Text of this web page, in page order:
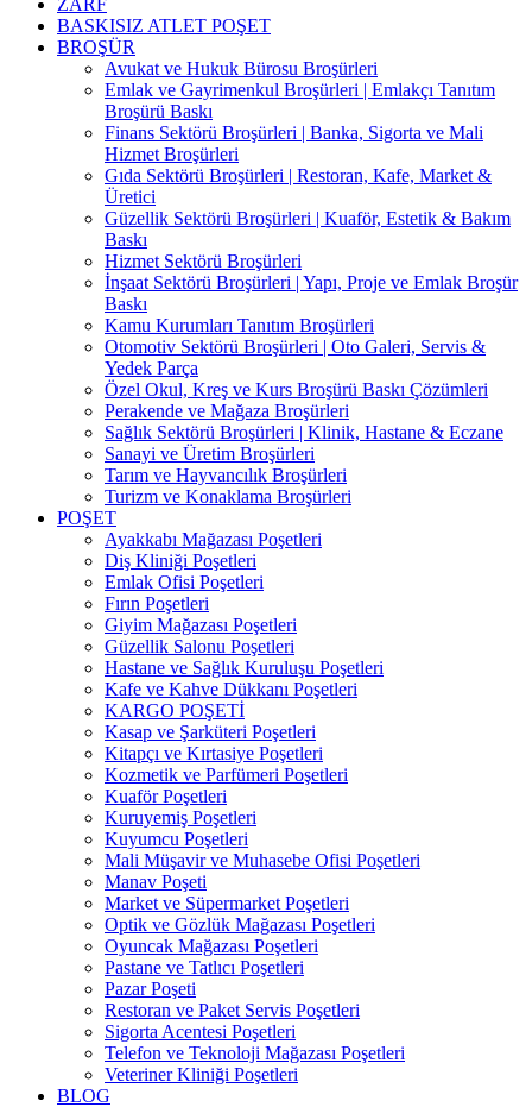
ZARF
BASKISIZ ATLET POŞET
BROŞÜR
Avukat ve Hukuk Bürosu Broşürleri
Emlak ve Gayrimenkul Broşürleri | Emlakçı Tanıtım
Broşürü Baskı
Finans Sektörü Broşürleri | Banka, Sigorta ve Mali
Hizmet Broşürleri
Gıda Sektörü Broşürleri | Restoran, Kafe, Market &
Üretici
Güzellik Sektörü Broşürleri | Kuaför, Estetik & Bakım
Baskı
Hizmet Sektörü Broşürleri
İnşaat Sektörü Broşürleri | Yapı, Proje ve Emlak Broşür
Baskı
Kamu Kurumları Tanıtım Broşürleri
Otomotiv Sektörü Broşürleri | Oto Galeri, Servis &
Yedek Parça
Özel Okul, Kreş ve Kurs Broşürü Baskı Çözümleri
Perakende ve Mağaza Broşürleri
Sağlık Sektörü Broşürleri | Klinik, Hastane & Eczane
Sanayi ve Üretim Broşürleri
Tarım ve Hayvancılık Broşürleri
Turizm ve Konaklama Broşürleri
POŞET
Ayakkabı Mağazası Poşetleri
Diş Kliniği Poşetleri
Emlak Ofisi Poşetleri
Fırın Poşetleri
Giyim Mağazası Poşetleri
Güzellik Salonu Poşetleri
Hastane ve Sağlık Kuruluşu Poşetleri
Kafe ve Kahve Dükkanı Poşetleri
KARGO POŞETİ
Kasap ve Şarküteri Poşetleri
Kitapçı ve Kırtasiye Poşetleri
Kozmetik ve Parfümeri Poşetleri
Kuaför Poşetleri
Kuruyemiş Poşetleri
Kuyumcu Poşetleri
Mali Müşavir ve Muhasebe Ofisi Poşetleri
Manav Poşeti
Market ve Süpermarket Poşetleri
Optik ve Gözlük Mağazası Poşetleri
Oyuncak Mağazası Poşetleri
Pastane ve Tatlıcı Poşetleri
Pazar Poşeti
Restoran ve Paket Servis Poşetleri
Sigorta Acentesi Poşetleri
Telefon ve Teknoloji Mağazası Poşetleri
Veteriner Kliniği Poşetleri
BLOG